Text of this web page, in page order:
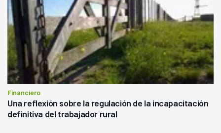
Financiero
Una reflexión sobre la regulación de la incapacitación
definitiva del trabajador rural